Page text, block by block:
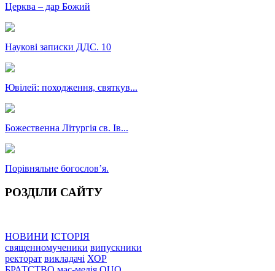
Церква – дар Божий
Наукові записки ДДС. 10
Ювілей: походження, святкув...
Божественна Літургія св. Ів...
Порівняльне богословʼя.
РОЗДІЛИ САЙТУ
НОВИНИ ІСТОРІЯ
священномученики випускники
ректорат викладачі ХОР